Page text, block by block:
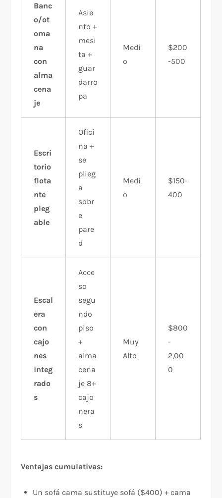
Banc
o/ot
oma
na
con
alma
cena
je
Asie
nto +
mesi
ta +
guar
darro
pa
Medi
o
$200
-500
Escri
torio
flota
nte
pleg
able
Ofici
na +
se
plieg
a
sobr
e
pare
d
Medi
o
$150-
400
Escal
era
con
cajo
nes
integ
rado
s
Acce
so
segu
ndo
piso
+
alma
cena
je 8+
cajo
nera
s
Muy
Alto
$800
-
2,00
0
Ventajas cumulativas:
Un sofá cama sustituye sofá ($400) + cama